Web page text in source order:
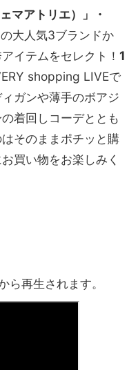
ェマアトリエ）」・
の大人気3ブランドか
イテムをセレクト！ 1
shopping LIVEで
ガンや薄手のボアジ
着回しコーデととも
そのままポチッと購
買い物をお楽しみく
ら再生されます。